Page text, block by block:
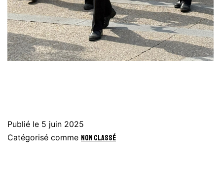
Publié le 5 juin 2025
Catégorisé comme Non classé